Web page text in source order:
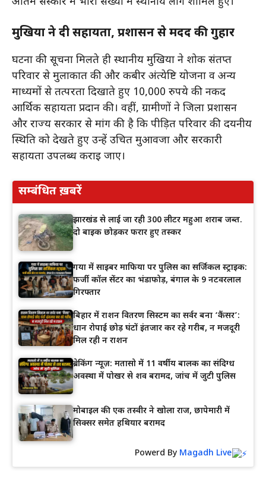
मुखिया ने दी सहायता, प्रशासन से मदद की गुहार
घटना की सूचना मिलते ही स्थानीय मुखिया ने शोक संतप्त
परिवार से मुलाकात की और कबीर अंत्येष्टि योजना व अन्य
माध्यमों से तत्परता दिखाते हुए 10,000 रुपये की नकद
आर्थिक सहायता प्रदान की। वहीं, ग्रामीणों ने जिला प्रशासन
और राज्य सरकार से मांग की है कि पीड़ित परिवार की दयनीय
स्थिति को देखते हुए उन्हें उचित मुआवजा और सरकारी
सहायता उपलब्ध कराई जाए।
सम्बंधित ख़बरें
झारखंड से लाई जा रही 300 लीटर महुआ शराब जब्त.
दो बाइक छोड़कर फरार हुए तस्कर
गया में साइबर माफिया पर पुलिस का सर्जिकल स्ट्राइक:
फर्जी कॉल सेंटर का भंडाफोड़, बंगाल के 9 नटवरलाल
गिरफ्तार
बिहार में राशन वितरण सिस्टम का सर्वर बना ‘कैंसर’:
धान रोपाई छोड़ घंटों इंतजार कर रहे गरीब, न मजदूरी
मिल रही न राशन
ब्रेकिंग न्यूज़: मतासो में 11 वर्षीय बालक का संदिग्ध
अवस्था में पोखर से शव बरामद, जांच में जुटी पुलिस
मोबाइल की एक तस्वीर ने खोला राज, छापेमारी में
सिक्सर समेत हथियार बरामद
Powerd By Magadh Live